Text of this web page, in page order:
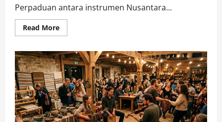
Perpaduan antara instrumen Nusantara...
Read MoreRead
more
Musik
Tradisional
yang
Kembali
Populer
dalam
Aransemen
Folk
Modern